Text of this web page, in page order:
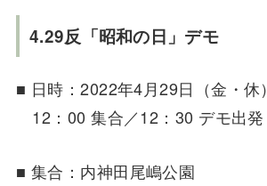
4.29反「昭和の日」デモ
■ 日時：2022年4月29日（金・休）
12：00 集合／12：30 デモ出発
■ 集合：内神田尾嶋公園